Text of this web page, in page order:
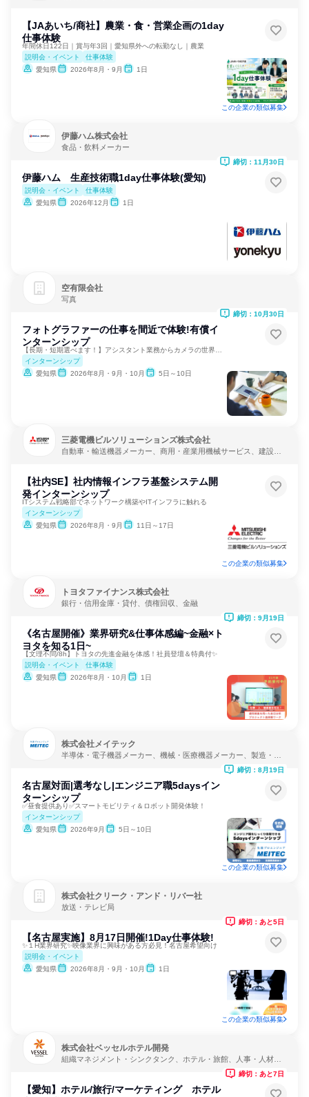
【JAあいち/商社】農業・食・営業企画の1day
仕事体験
年間休日122日｜賞与年3回｜愛知県外への転勤なし｜農業
説明会・イベント
仕事体験
愛知県
2026年8月・9月 1日
この企業の類似募集
伊藤ハム株式会社
食品・飲料メーカー
伊藤ハム 生産技術職1day仕事体験(愛知)
説明会・イベント
仕事体験
愛知県
2026年12月 1日
締切：11月30日
空有限会社
写真
フォトグラファーの仕事を間近で体験!有償イ
ンターンシップ
インターンシップ
愛知県
2026年8月・9月・10月 5日～10日
締切：10月30日
三菱電機ビルソリューションズ株式会社
自動車・輸送機器メーカー、商用・産業用機械サービス、建設・
【社内SE】社内情報インフラ基盤システム開
発インターンシップ
ITシステム戦略部でネットワーク構築やITインフラに触れる
インターンシップ
愛知県
2026年8月・9月 11日～17日
この企業の類似募集
トヨタファイナンス株式会社
銀行・信用金庫・貸付、債権回収、金融
《名古屋開催》業界研究&仕事体感編~金融×ト
ヨタを知る1日~
【文理不問/8h】トヨタの先進金融を体感！社員登壇＆特典付✨
説明会・イベント
仕事体験
愛知県
2026年8月・10月 1日
締切：9月19日
株式会社メイテック
半導体・電子機器メーカー、機械・医療機器メーカー、製造・メ
名古屋対面|選考なし|エンジニア職5daysイン
ターンシップ
✅昼食提供あり✅スマートモビリティ＆ロボット開発体験！
インターンシップ
愛知県
2026年9月 5日～10日
締切：8月19日
この企業の類似募集
株式会社クリーク・アンド・リバー社
放送・テレビ局
【名古屋実施】8月17日開催!1Day仕事体験!
✨１H業界研究✨映像業界に興味がある方必見！名古屋希望向け
説明会・イベント
愛知県
2026年8月・9月・10月 1日
締切：あと5日
この企業の類似募集
株式会社ベッセルホテル開発
組織マネジメント・シンクタンク、ホテル・旅館、人事・人材サ
【愛知】ホテル/旅行/マーケティング ホテル
締切：あと7日